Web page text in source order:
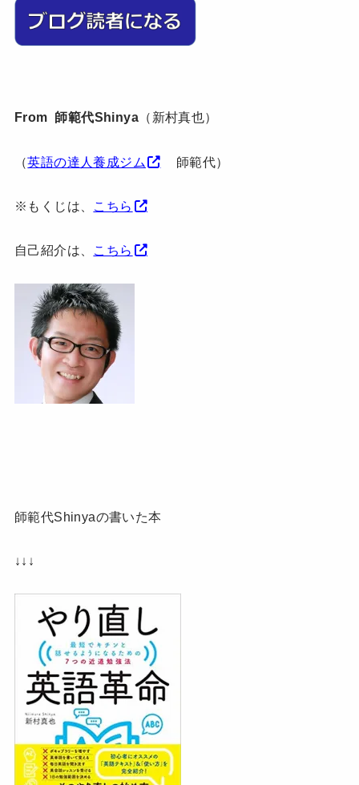
From 師範代Shinya （新村真也）
（英語の達人養成ジム 師範代）
※もくじは、 こちら
自己紹介は、 こちら
師範代Shinyaの書いた本
↓↓↓